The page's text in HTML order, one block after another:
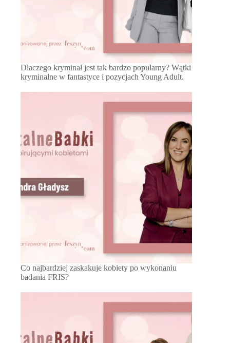
Dlaczego kryminał jest tak bardzo popularny? Wątki
kryminalne w fantastyce i pozycjach Young Adult.
Co najbardziej zaskakuje kobiety po wykonaniu
badania FRIS?